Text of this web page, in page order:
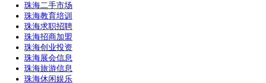
珠海二手市场
珠海教育培训
珠海求职招聘
珠海招商加盟
珠海创业投资
珠海展会信息
珠海旅游信息
珠海休闲娱乐